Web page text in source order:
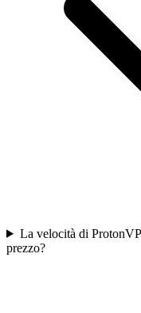
La velocità di
prezzo?